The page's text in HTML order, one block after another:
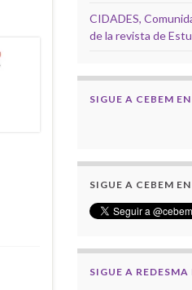
CIDADES,
de la revista de
SIGUE A CEBEM
SIGUE A CEBEM
SIGUE A